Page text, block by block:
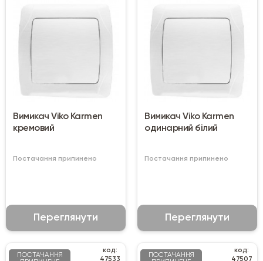
Вимикач Viko Karmen
кремовий
Постачання припинено
Переглянути
Вимикач Viko Karmen
одинарний білий
Постачання припинено
Переглянути
ПОСТАЧАННЯ
код:
47533
ПОСТАЧАННЯ
код:
47507